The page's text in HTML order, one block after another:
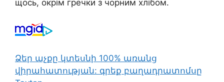
щось, окрім гречки з чорним хлібом.
Ձեր աչքը կտեսնի 100% առանց
վիրահատության: գրեք բաղադրատոմսը